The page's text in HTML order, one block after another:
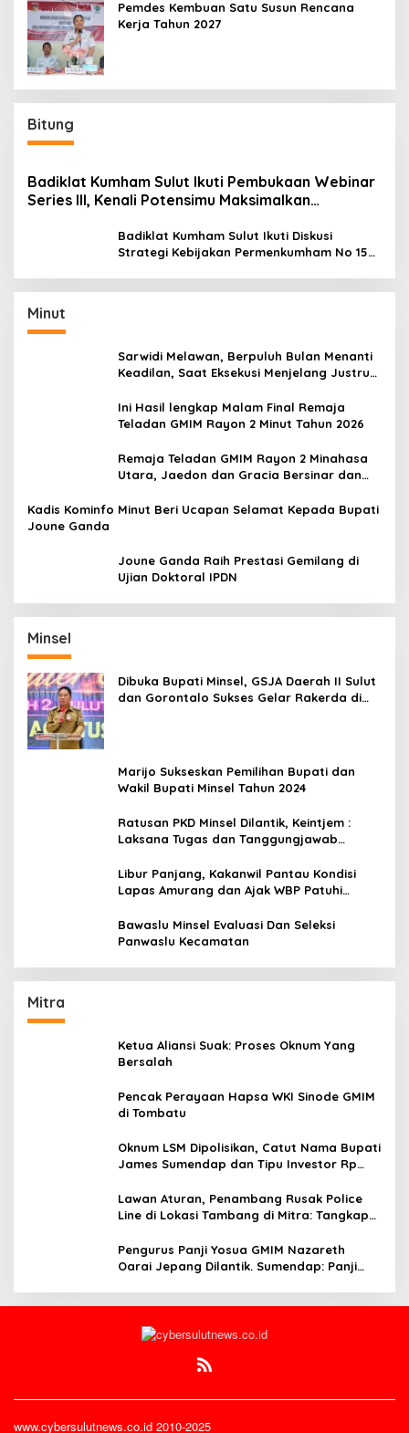
Pemdes Kembuan Satu Susun Rencana
Kerja Tahun 2027
Bitung
Badiklat Kumham Sulut Ikuti Pembukaan Webinar
Series III, Kenali Potensimu Maksimalkan
Badiklat Kumham Sulut Ikuti Diskusi
Strategi Kebijakan Permenkumham No 15
Minut
Sarwidi Melawan, Berpuluh Bulan Menanti
Keadilan, Saat Eksekusi Menjelang Justru
Ini Hasil lengkap Malam Final Remaja
Teladan GMIM Rayon 2 Minut Tahun 2026
Remaja Teladan GMIM Rayon 2 Minahasa
Utara, Jaedon dan Gracia Bersinar dan
Kadis Kominfo Minut Beri Ucapan Selamat Kepada Bupati
Joune Ganda
Joune Ganda Raih Prestasi Gemilang di
Ujian Doktoral IPDN
Minsel
Dibuka Bupati Minsel, GSJA Daerah II Sulut
dan Gorontalo Sukses Gelar Rakerda di
Marijo Sukseskan Pemilihan Bupati dan
Wakil Bupati Minsel Tahun 2024
Ratusan PKD Minsel Dilantik, Keintjem :
Laksana Tugas dan Tanggungjawab
Libur Panjang, Kakanwil Pantau Kondisi
Lapas Amurang dan Ajak WBP Patuhi
Bawaslu Minsel Evaluasi Dan Seleksi
Panwaslu Kecamatan
Mitra
Ketua Aliansi Suak: Proses Oknum Yang
Bersalah
Pencak Perayaan Hapsa WKI Sinode GMIM
di Tombatu
Oknum LSM Dipolisikan, Catut Nama Bupati
James Sumendap dan Tipu Investor Rp
Lawan Aturan, Penambang Rusak Police
Line di Lokasi Tambang di Mitra: Tangkap
Pengurus Panji Yosua GMIM Nazareth
Oarai Jepang Dilantik. Sumendap: Panji
www.cybersulutnews.co.id 2010-2025